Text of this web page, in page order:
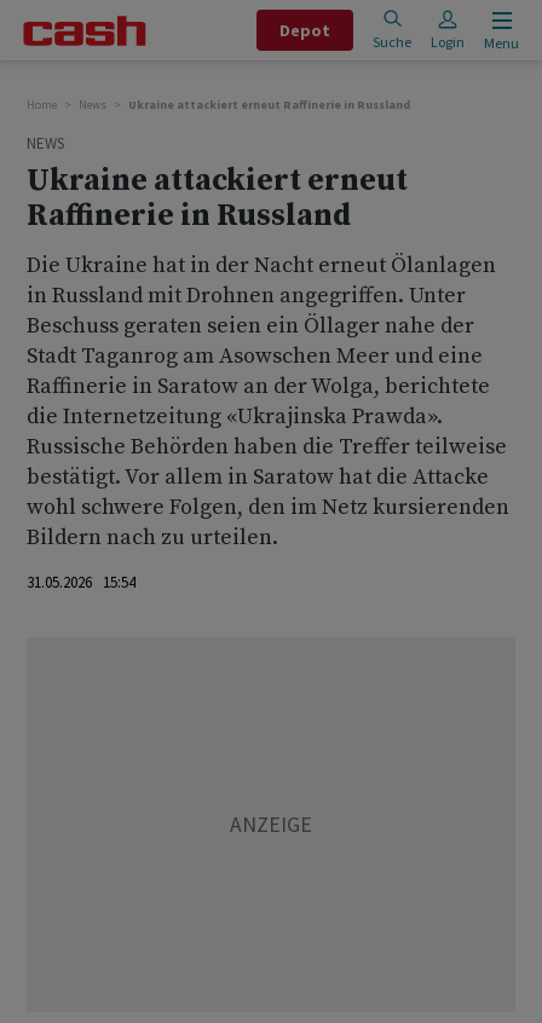
Depot
Suche Login Menu
Home News Ukraine attackiert erneut Raffinerie in Russland
NEWS
Ukraine attackiert erneut
Raffinerie in Russland
Die Ukraine hat in der Nacht erneut Ölanlagen
in Russland mit Drohnen angegriffen. Unter
Beschuss geraten seien ein Öllager nahe der
Stadt Taganrog am Asowschen Meer und eine
Raffinerie in Saratow an der Wolga, berichtete
die Internetzeitung «Ukrajinska Prawda».
Russische Behörden haben die Treffer teilweise
bestätigt. Vor allem in Saratow hat die Attacke
wohl schwere Folgen, den im Netz kursierenden
Bildern nach zu urteilen.
31.05.2026 15:54